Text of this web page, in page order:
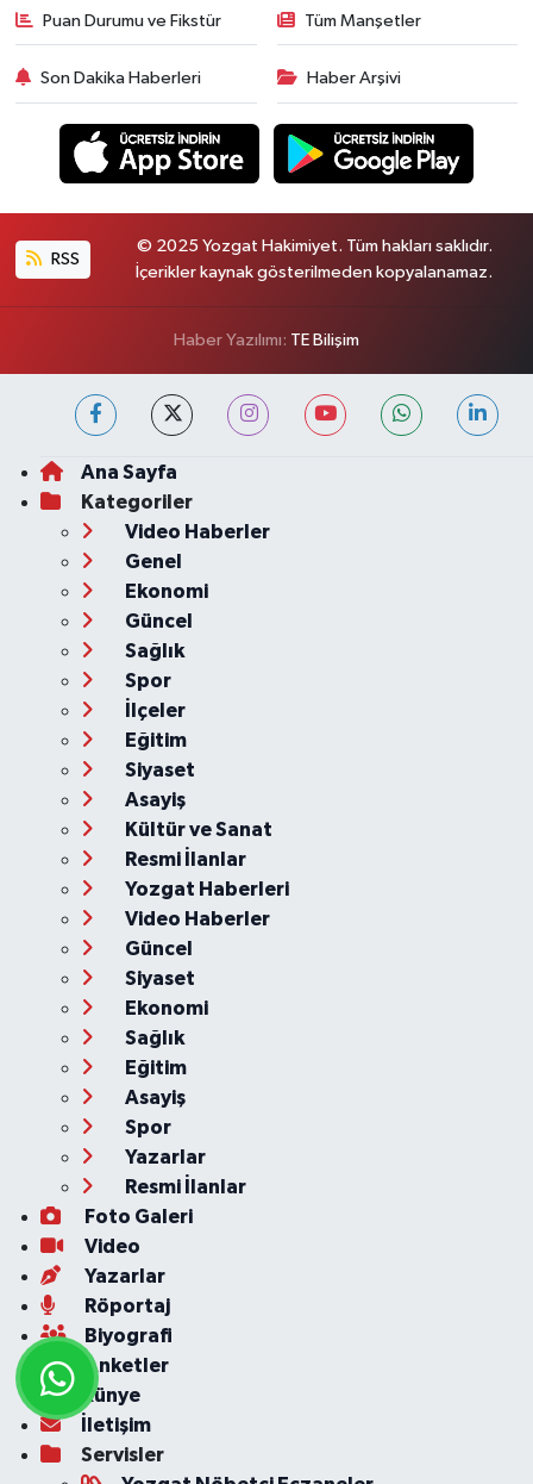
Puan Durumu ve Fikstür Tüm Manşetler
Son Dakika Haberleri Haber Arşivi
RSS
© 2025 Yozgat Hakimiyet. Tüm hakları saklıdır.
İçerikler kaynak gösterilmeden kopyalanamaz.
Haber Yazılımı: TE Bilişim
Ana Sayfa
Kategoriler
Video Haberler
Genel
Ekonomi
Güncel
Sağlık
Spor
İlçeler
Eğitim
Siyaset
Asayiş
Kültür ve Sanat
Resmi İlanlar
Yozgat Haberleri
Video Haberler
Güncel
Siyaset
Ekonomi
Sağlık
Eğitim
Asayiş
Spor
Yazarlar
Resmi İlanlar
Foto Galeri
Video
Yazarlar
Röportaj
Biyografi
Anketler
Künye
İletişim
Servisler